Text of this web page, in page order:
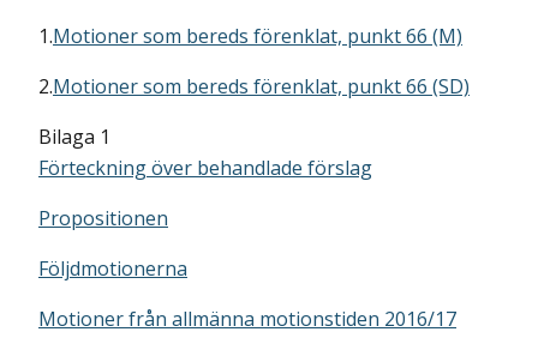
1.Motioner som bereds förenklat, punkt 66 (M)
2.Motioner som bereds förenklat, punkt 66 (SD)
Bilaga 1
Förteckning över behandlade förslag
Propositionen
Följdmotionerna
Motioner från allmänna motionstiden 2016/17